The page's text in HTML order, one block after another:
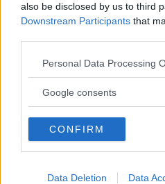
also be disclosed by us to third
Downstream Participants that
Please note that this website/
not limited to your visit or usage
use your data for below
consent section.
Personal Data Processing
Google consents
CONFIRM
Data Deletion Data
Kvinna anmäler grov stöld i
Berusad pojke under 15 år
Kvinna som köade till teatern
Stoppades på Malmen i natt –
Berusad man misstänks ha